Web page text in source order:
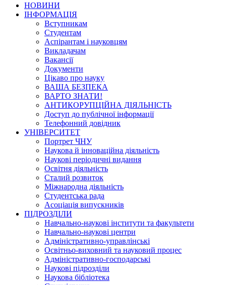
НОВИНИ
ІНФОРМАЦІЯ
Вступникам
Студентам
Аспірантам і науковцям
Викладачам
Вакансії
Документи
Цікаво про науку
ВАША БЕЗПЕКА
ВАРТО ЗНАТИ!
АНТИКОРУПЦІЙНА ДІЯЛЬНІСТЬ
Доступ до публічної інформації
Телефонний довідник
УНІВЕРСИТЕТ
Портрет ЧНУ
Наукова й інноваційна діяльність
Наукові періодичні видання
Освітня діяльність
Сталий розвиток
Міжнародна діяльність
Студентська рада
Асоціація випускників
ПІДРОЗДІЛИ
Навчально-наукові інститути та факультети
Навчально-наукові центри
Адміністративно-управлінські
Освітньо-виховний та науковий процес
Адміністративно-господарські
Наукові підрозділи
Наукова бібліотека